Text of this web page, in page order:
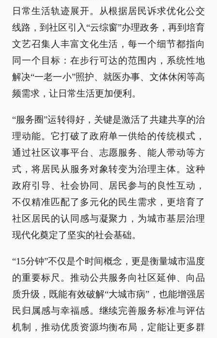
日常生活轨迹展开。从根据居民诉求优化公交
线路，到社区引入“云综窗”办理政务，再到培育
文艺召集人丰富文化生活，每一个细节都指向
同一个目标：在步行可达的范围内，系统性地
解决“一老一小”照护、就医办事、文体休闲等高
频需求，让日常生活更加便利。
“服务圈”运转得好，关键是激活了共建共享的治
理动能。它打破了政府单一供给的传统模式，
通过社区议事平台、志愿服务、能人带动等方
式，将居民从服务对象转变为治理主体。这种
政府引导、社会协同、居民参与的良性互动，
不仅精准匹配了多元化的民生需求，更培育了
社区居民的认同感与凝聚力，为城市基层治理
现代化奠定了坚实的社会基础。
“15分钟”不仅是个时间概念，更是衡量城市温度
的重要标尺。推动公共服务向社区延伸、向品
质升级，既能有效破解“大城市病”，也能增强居
民归属感与幸福感。继续完善服务标准与评估
机制，推动优质资源均衡布局，定能让更多群